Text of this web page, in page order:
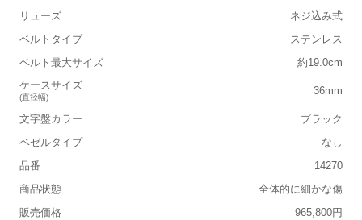
リューズ
ネジ込み式
ベルトタイプ
ステンレス
ベルト最大サイズ
約19.0cm
ケースサイズ
(直径幅)
36mm
文字盤カラー
ブラック
ベゼルタイプ
なし
品番
14270
商品状態
全体的に細かな傷
販売価格
965,800円
保証書
なし
箱
なし
■重さ(ベルト込み)
■ケースの大きさ
小さい 大きい
■装飾感